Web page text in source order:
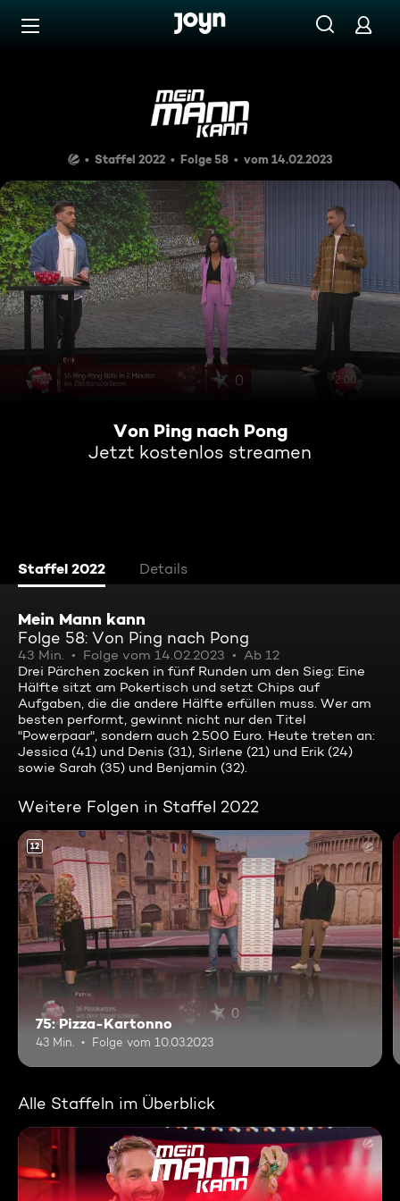
Zum Inhalt springen
Von Ping nach Pong
Staffel 2022 Folge 58 vom 14.02.2023
Von Ping nach Pong
Jetzt kostenlos streamen
Staffel 2022 Details
Mein Mann kann
Folge 58: Von Ping nach Pong
43 Min. Folge vom 14.02.2023
Ab 12
Drei Pärchen zocken in fünf Runden um den Sieg: Eine
Hälfte sitzt am Pokertisch und setzt Chips auf
Aufgaben, die die andere Hälfte erfüllen muss. Wer am
besten performt, gewinnt nicht nur den Titel
"Powerpaar", sondern auch 2.500 Euro. Heute treten an:
Jessica (41) und Denis (31), Sirlene (21) und Erik (24)
sowie Sarah (35) und Benjamin (32).
Weitere Folgen in Staffel 2022
12
75: Pizza-Kartonno
43 Min. Folge vom 10.03.2023
Alle Staffeln im Überblick